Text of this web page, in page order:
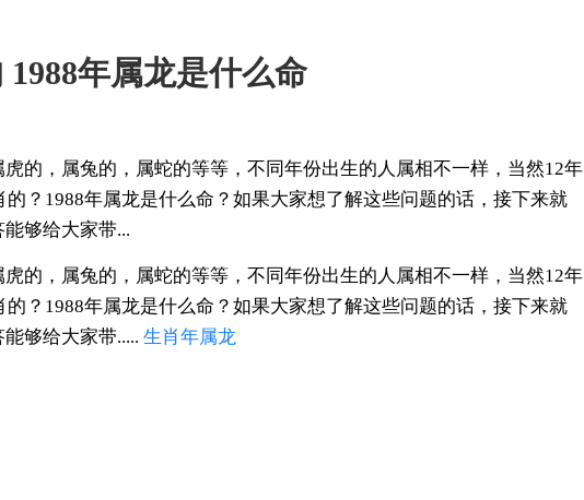
年属龙是什么命
的，属兔的，属蛇的等等，不同年份出生的人属相不一样，当然12年
？1988年属龙是什么命？如果大家想了解这些问题的话，接下来就
够给大家带...
的，属兔的，属蛇的等等，不同年份出生的人属相不一样，当然12年
？1988年属龙是什么命？如果大家想了解这些问题的话，接下来就
够给大家带..... 生肖年属龙